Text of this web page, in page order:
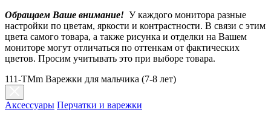
Обращаем Ваше внимание! У каждого монитора разные
настройки по цветам, яркости и контрастности. В связи с этим
цвета самого товара, а также рисунка и отделки на Вашем
мониторе могут отличаться по оттенкам от фактических
цветов. Просим учитывать это при выборе товара.
111-TMm Варежки для мальчика (7-8 лет)
Аксессуары Перчатки и варежки